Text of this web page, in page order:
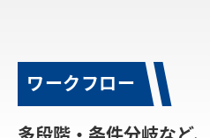
ワークフロー